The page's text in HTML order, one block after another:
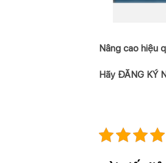
Nâng cao hiệu
Hãy ĐĂNG KÝ